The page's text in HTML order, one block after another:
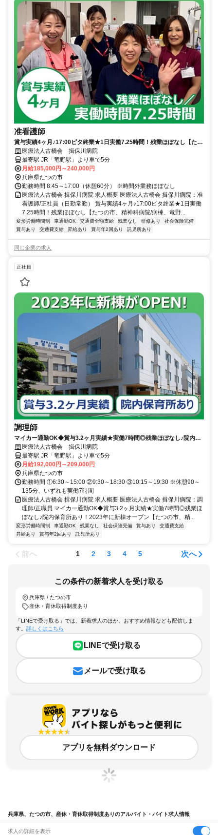
准看護師
賞与実績4ヶ月♪17:00ピタ終業★1日実働7.25時間！残業ほぼなし【たつ
の市、精神科病院/病棟、竜野駅、准看護師、日勤常勤】
医療法人古橋会 揖保川病院
最寄駅 JR「竜野駅」より車で5分
月給185,000円～240,000円
兵庫県たつの市
勤務時間 8:45～17:00（休憩60分） ※時間外業務ほぼなし
医療法人古橋会 揖保川病院 求人概要 医療法人古橋会 揖保川病院：准
看護師/正社員（日勤常勤） 賞与実績4ヶ月♪17:00ピタ終業★1日実働
7.25時間！残業ほぼなし【たつの市、精神科病院/病棟、竜野...
変形労働時間制 車通勤OK 交通費全額支給 残業なし 研修あり
社会保険完備
賞与あり
交通費支給 昇給あり 賞与年2回あり 託児所あり
同じ企業の求人
正社員
調理師
マイカー通勤OK◆賞与3.2ヶ月実績★実働7時間◎残業ほぼなし♪院内保
育所あり！2023年に新棟オープン【たつの市、精神科病院、竜野駅、調
理師、正職員】
医療法人古橋会 揖保川病院
最寄駅 JR「竜野駅」より車で5分
月給192,000円～209,000円
兵庫県たつの市
勤務時間 ①6:30～15:00 ②9:30～18:30 ③10:15～19:30 ※休憩90～
135分、いずれも実働7時間
医療法人古橋会 揖保川病院 求人概要 医療法人古橋会 揖保川病院：調
理師/正職員 マイカー通勤OK◆賞与3.2ヶ月実績★実働7時間◎残業ほ
ぼなし♪院内保育所あり！2023年に新棟オープン【たつの市、精...
変形労働時間制 車通勤OK 残業なし 社会保険完備 賞与あり
交通費支給
昇給あり
賞与年2回あり 託児所あり
前へ 1 2 3 4 5 次へ
この条件の新着求人を受け取る
兵庫県 / たつの市
産休・育休取得制度あり
「LINEで受け取る」では、新着求人のほか、おすすめ情報なども配信しま
す。 詳しくはこちら
LINEで受け取る
メールで受け取る
アプリを無料ダウンロード
兵庫県、たつの市、産休・育休取得制度ありのアルバイト・バイト求人情報
求人の詳細を表示